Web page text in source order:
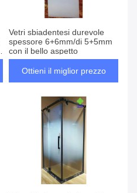
Vetri sbiadentesi durevole
spessore 6+6mm/di 5+5mm
con il bello aspetto
Ottieni il miglior prezzo